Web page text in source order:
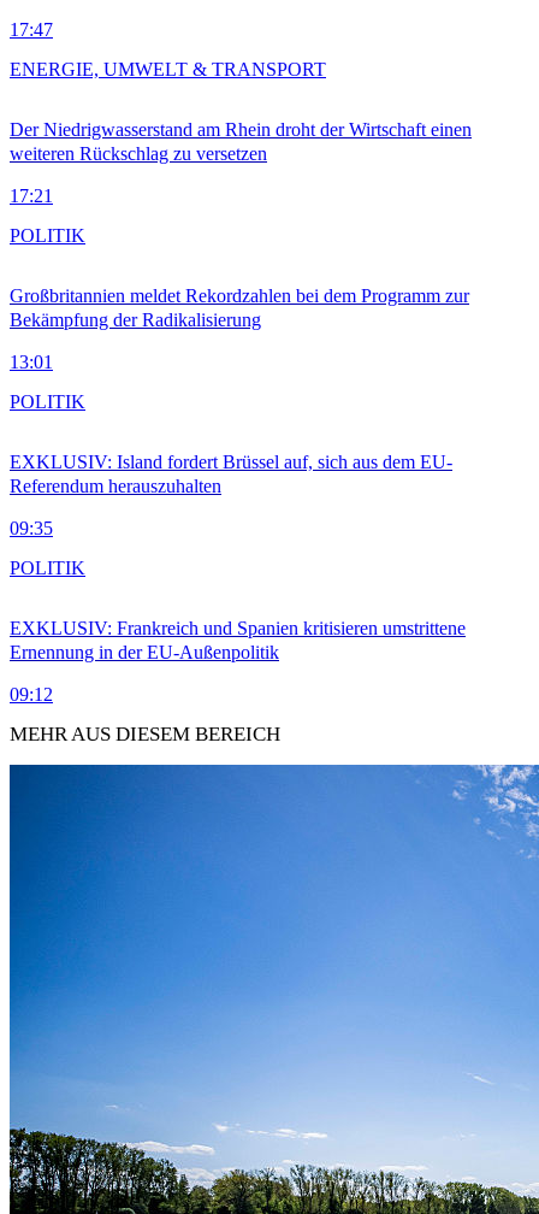
17:47
Der Niedrigwasserstand am Rhein droht der Wirtschaft einen
weiteren Rückschlag zu versetzen
17:21
ENERGIE, UMWELT & TRANSPORT
Großbritannien meldet Rekordzahlen bei dem Programm zur
Bekämpfung der Radikalisierung
13:01
POLITIK
EXKLUSIV: Island fordert Brüssel auf, sich aus dem EU-
Referendum herauszuhalten
09:35
POLITIK
EXKLUSIV: Frankreich und Spanien kritisieren umstrittene
Ernennung in der EU-Außenpolitik
09:12
POLITIK
MEHR AUS DIESEM BEREICH